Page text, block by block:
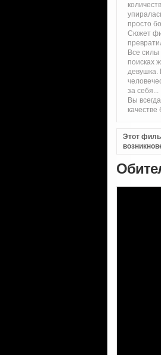
просто
Сюжет
Все
поисках
девушка.
за себя...
Вы
Этот